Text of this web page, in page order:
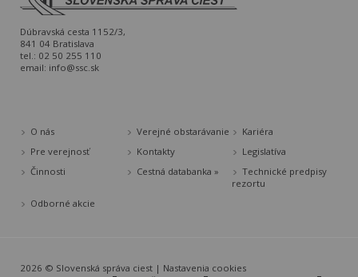
Dúbravská cesta 1152/3,
841 04 Bratislava
tel.: 02 50 255 110
email: info@ssc.sk
O nás Verejné obstarávanie
Kariéra
Pre verejnosť
Kontakty
Legislatíva
Činnosti
Cestná databanka »
Technické predpisy
rezortu
Odborné akcie
2026 © Slovenská správa ciest | Nastavenia cookies